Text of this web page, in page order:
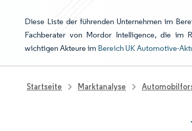
Diese Liste der führenden Unternehmen im
Fachberater von Mordor Intelligence, die im
wichtigen Akteure im Bereich UK Automotive-
Startseite Marktanalyse